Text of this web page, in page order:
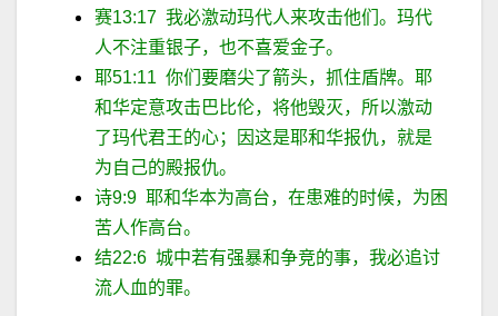
赛13:17 我必激动玛代人来攻击他们。玛代
人不注重银子，也不喜爱金子。
耶51:11 你们要磨尖了箭头，抓住盾牌。耶
和华定意攻击巴比伦，将他毁灭，所以激动
了玛代君王的心；因这是耶和华报仇，就是
为自己的殿报仇。
诗9:9 耶和华本为高台，在患难的时候，为困
苦人作高台。
结22:6 城中若有强暴和争竞的事，我必追讨
流人血的罪。